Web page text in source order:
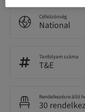
Célközönség
National
Tanfolyam száma
T&E
Rendelkezésre álló
30